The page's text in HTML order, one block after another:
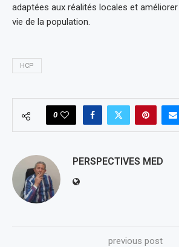
adaptées aux réalités locales et
vie de la population.
HCP
0
PERSPECTIVES MED
previous post